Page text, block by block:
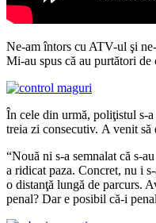
Ne-am întors cu ATV-ul şi
Mi-au spus că au purtători
În cele din urmă, poliţistul s-
treia zi consecutiv. A venit să
“Nouă ni s-a semnalat că s-
a ridicat paza. Concret, nu i
o distanţă lungă de parcurs.
penal? Dar e posibil că-i